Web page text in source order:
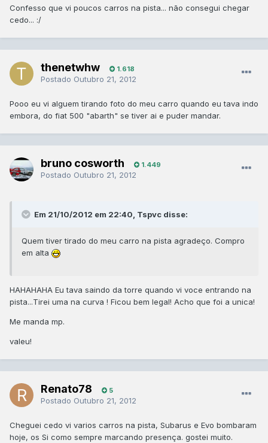
Confesso que vi poucos carros na pista... não consegui chegar
cedo... :/
thenetwhw 1.618
Postado Outubro 21, 2012
Pooo eu vi alguem tirando foto do meu carro quando eu tava indo
embora, do fiat 500 "abarth" se tiver ai e puder mandar.
bruno cosworth 1.449
Postado Outubro 21, 2012
Em 21/10/2012 em 22:40, Tspvc disse:
Quem tiver tirado do meu carro na pista agradeço. Compro
em alta
HAHAHAHA Eu tava saindo da torre quando vi voce entrando na
pista...Tirei uma na curva ! Ficou bem legal! Acho que foi a unica!
Me manda mp.
valeu!
Renato78 5
Postado Outubro 21, 2012
Cheguei cedo vi varios carros na pista, Subarus e Evo bombaram
hoje, os Si como sempre marcando presença. gostei muito.